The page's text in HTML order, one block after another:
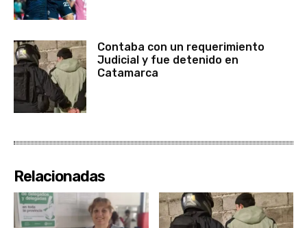
Contaba con un requerimiento
Judicial y fue detenido en
Catamarca
Relacionadas